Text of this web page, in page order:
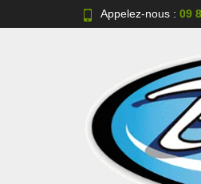
Appelez-nous : 09